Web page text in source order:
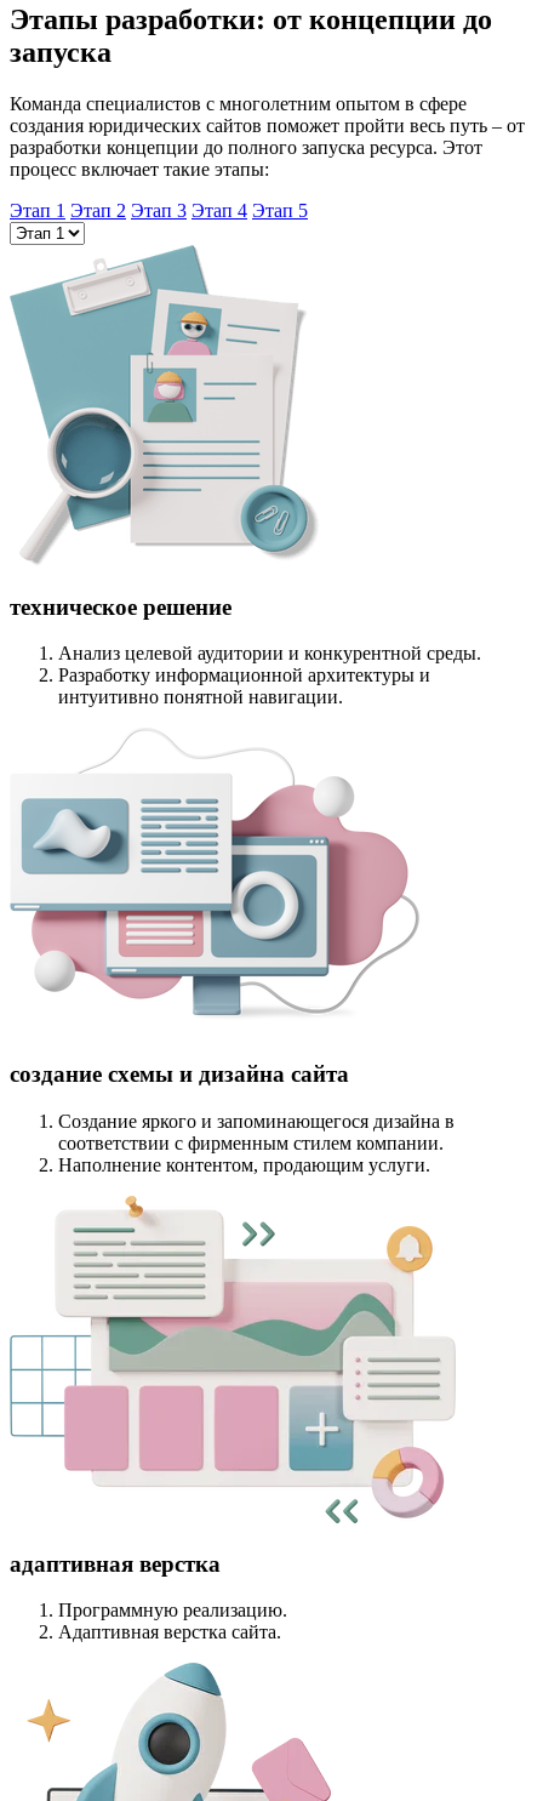
Этапы разработки: от концепции до
запуска
Команда специалистов с многолетним опытом в сфере
создания юридических сайтов поможет пройти весь путь – от
разработки концепции до полного запуска ресурса. Этот
процесс включает такие этапы:
Этап 1 Этап 2 Этап 3 Этап 4 Этап 5
техническое решение
Анализ целевой аудитории и конкурентной среды.
Разработку информационной архитектуры и
интуитивно понятной навигации.
создание схемы и дизайна сайта
Создание яркого и запоминающегося дизайна в
соответствии с фирменным стилем компании.
Наполнение контентом, продающим услуги.
адаптивная верстка
Программную реализацию.
Адаптивная верстка сайта.